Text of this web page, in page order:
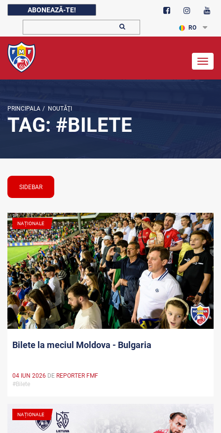
ABONEAZĂ-TE!
RO
PRINCIPALA / NOUTĂŢI
TAG: #BILETE
SIDEBAR
NAȚIONALE
Bilete la meciul Moldova - Bulgaria
04 IUN 2026 DE REPORTER FMF
#Bilete
NAȚIONALE